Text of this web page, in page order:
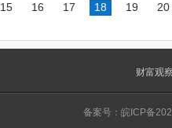
15 16 17 18 19 20
财富观
备案号：皖ICP备